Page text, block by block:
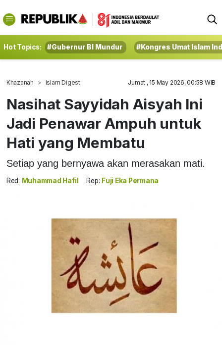
Hot Topics: #Gubernur BI Mundur #Kongres Umat Islam
Khazanah Islam Digest Jumat , 15 May 2026, 00:58 WIB
Nasihat Sayyidah Aisyah Ini
Jadi Penawar Ampuh untuk
Hati yang Membatu
Setiap yang bernyawa akan merasakan mati.
Red: Muhammad Hafil Rep: Fuji Eka Permana